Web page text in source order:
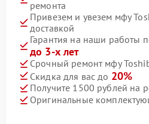
ремонта
Привезем и увезем мфу
доставкой
Гарантия на наши работы
до 3-х лет
Срочный ремонт мфу
Скидка для вас до 20%
Получите 1500 рублей на
Оригинальные